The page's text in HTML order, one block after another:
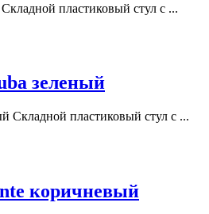
пластиковый стул с ...
зеленый
Складной пластиковый стул с ...
коричневый